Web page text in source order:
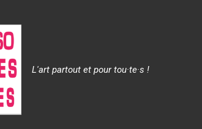
L'art partout et pour tou·te·s !